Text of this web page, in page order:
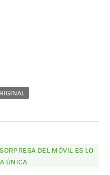
DEL MÓVIL ES LO
ÚNICA